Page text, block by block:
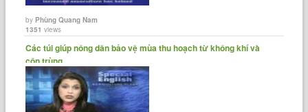
byPhùng Quang Nam
1351 views
Các túi giúp nông dân bảo vệ mùa thu hoạch từ không khí và
côn trùng.